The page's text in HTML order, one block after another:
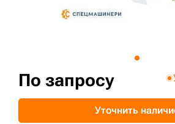
По запросу
Уточнить
sksale@skdst.ru